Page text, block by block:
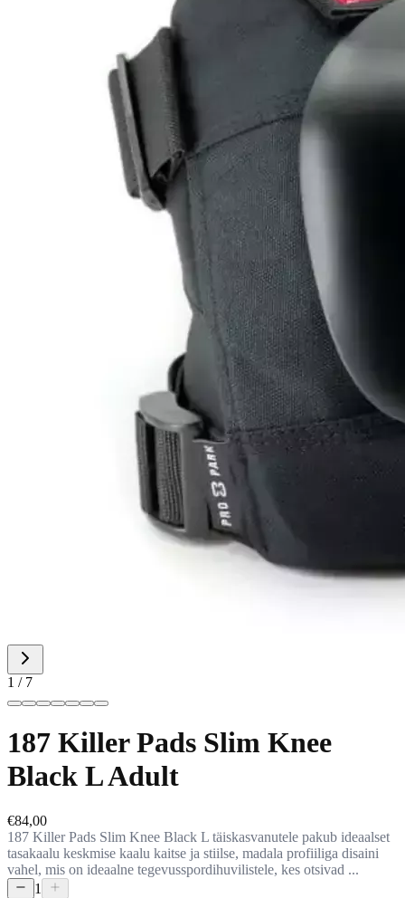
1 / 7
187 Killer Pads Slim Knee
Black L Adult
€84,00
187 Killer Pads Slim Knee Black L täiskasvanutele pakub ideaalset
tasakaalu keskmise kaalu kaitse ja stiilse, madala profiiliga disaini
vahel, mis on ideaalne tegevusspordihuvilistele, kes otsivad ...
1